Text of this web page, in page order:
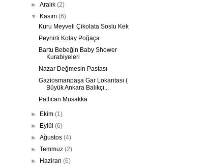
►Aralık(2)
▼ Kasım(6)
Kuru Meyveli Çikolata Soslu Kek
Peynirli Kolay Poğaça
Bartu Bebeğin Baby Shower
Kurabiyeleri
Nazar Değmesin Pastası
Gaziosmanpaşa Gar Lokantası (
Büyük Ankara Balıkçı...
Patlıcan Musakka
► Ekim(1)
► Eylül(6)
►Ağustos(4)
►Temmuz(2)
► Haziran(6)